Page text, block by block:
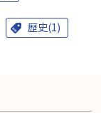
歴史(1)